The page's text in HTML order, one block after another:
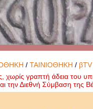
/ΤΑΙΝΙΟΘΗΚΗ / βTV
χωρίς γραπτή άδεια του
την Διεθνή Σύμβαση της